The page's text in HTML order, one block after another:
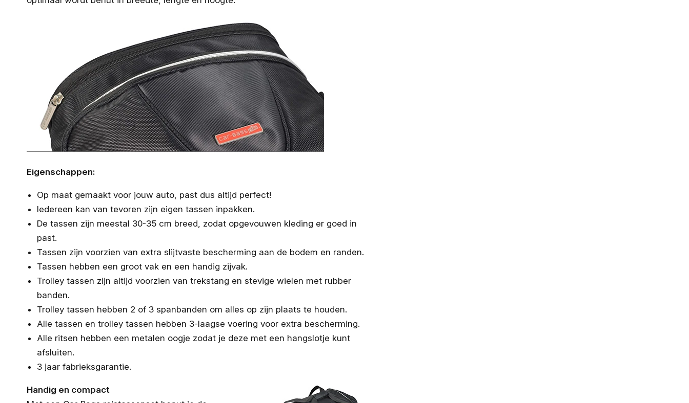
Eigenschappen:
Op maat gemaakt voor jouw auto, past dus altijd perfect!
Iedereen kan van tevoren zijn eigen tassen inpakken.
De tassen zijn meestal 30-35 cm breed, zodat opgevouwen kleding er goed in
past.
Tassen zijn voorzien van extra slijtvaste bescherming aan de bodem en randen.
Tassen hebben een groot vak en een handig zijvak.
Trolley tassen zijn altijd voorzien van trekstang en stevige wielen met rubber
banden.
Trolley tassen hebben 2 of 3 spanbanden om alles op zijn plaats te houden.
Alle tassen en trolley tassen hebben 3-laagse voering voor extra bescherming.
Alle ritsen hebben een metalen oogje zodat je deze met een hangslotje kunt
afsluiten.
3 jaar fabrieksgarantie.
Handig en compact